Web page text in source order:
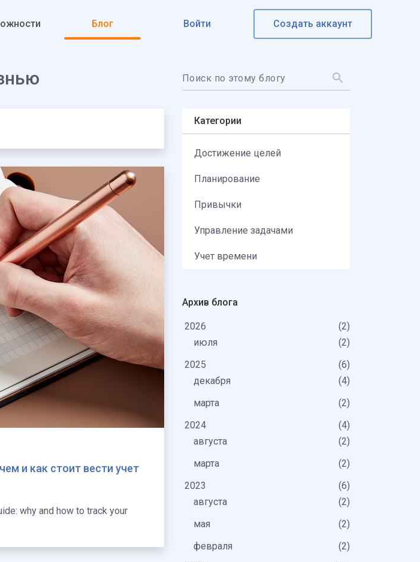
Блог Войти Создать аккаунт
и как стоит вести учет
Категории
Достижение целей
Планирование
Привычки
Управление задачами
Учет времени
Архив блога
2026
2
июля
2
2025
6
декабря
4
марта
2
2024
4
августа
2
марта
2
2023
6
августа
2
мая
2
февраля
2